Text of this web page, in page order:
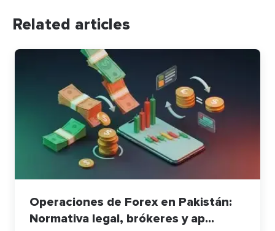
Related articles
Operaciones de Forex en Pakistán:
Normativa legal, brókeres y ap...